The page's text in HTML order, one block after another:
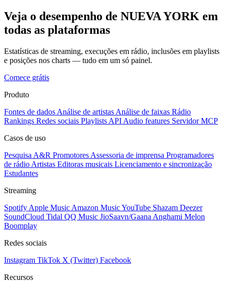
Veja o desempenho de NUEVA YORK em
todas as plataformas
Estatísticas de streaming, execuções em rádio, inclusões em playlists
e posições nos charts — tudo em um só painel.
Comece grátis
Produto
Fontes de dados Análise de artistas Análise de faixas Rádio
Rankings Redes sociais Playlists API Audio features Servidor MCP
Casos de uso
Pesquisa A&R Promotores Assessoria de imprensa Programadores
de rádio Artistas Editoras musicais Licenciamento e sincronização
Estudantes
Streaming
Spotify Apple Music Amazon MusicYouTube Shazam Deezer
SoundCloud Tidal QQ Music JioSaavn/Gaana Anghami Melon
Boomplay
Redes sociais
Instagram TikTok X (Twitter) Facebook
Recursos